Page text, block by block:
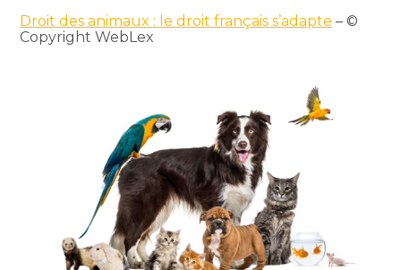
Droit des animaux : le droit français s’adapte – ©
Copyright WebLex